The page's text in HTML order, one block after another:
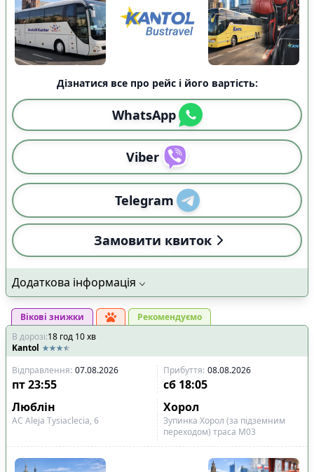
Дізнатися все про рейс і його вартість:
WhatsApp
Viber
Telegram
Замовити квиток
Додаткова інформація
Вікові знижки
Рекомендуємо
В дорозі:18 год 10хв
Kantol
Відправлення: 07.08.2026 Прибуття: 08.08.2026
пт23:55 сб 18:05
Люблін
Хорол
АС Aleja Tysiaclecia, 6
Зупинка Хорол (за підземним
переходом) траса М03